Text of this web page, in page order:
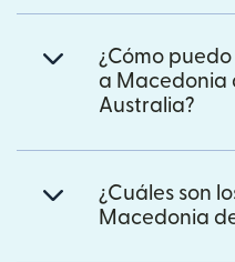
¿Cómo
a Macedonia
Australia?
¿Cuáles son
Macedonia